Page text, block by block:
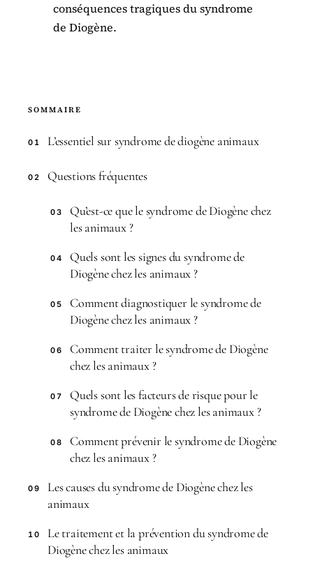
conséquences tragiques du syndrome
de Diogène.
SOMMAIRE
01 L’essentiel sur syndrome de diogène animaux
02 Questions fréquentes
03
Qu’est-ce que le syndrome de Diogène chez
les animaux ?
04
Quels sont les signes du syndrome de
Diogène chez les animaux ?
05
Comment diagnostiquer le syndrome de
Diogène chez les animaux ?
06
Comment traiter le syndrome de Diogène
chez les animaux ?
07
Quels sont les facteurs de risque pour le
syndrome de Diogène chez les animaux ?
08
Comment prévenir le syndrome de Diogène
chez les animaux ?
09
Les causes du syndrome de Diogène chez les
animaux
10
Le traitement et la prévention du syndrome de
Diogène chez les animaux